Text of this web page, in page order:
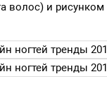
волос) и